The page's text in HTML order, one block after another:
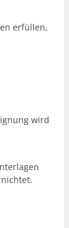
erfüllen,
wird